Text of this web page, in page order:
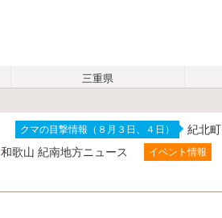
三重県
クマの目撃情報（８月３日、４日） 紀北町
和歌山 紀南地方ニュース イベント情報